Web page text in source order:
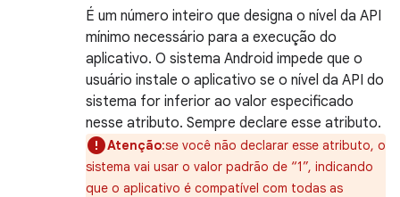
É um número inteiro que designa o nível da API
mínimo necessário para a execução do
aplicativo. O sistema Android impede que o
usuário instale o aplicativo se o nível da API do
sistema for inferior ao valor especificado
nesse atributo. Sempre declare esse atributo.
Atenção:se você não declarar esse atributo, o
sistema vai usar o valor padrão de “1”, indicando
que o aplicativo é compatível com todas as